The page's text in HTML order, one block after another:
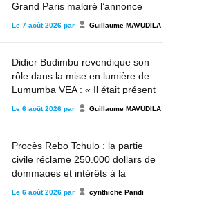
Grand Paris malgré l’annonce
d’annulation
Le 7 août 2026 par Guillaume MAVUDILA
Didier Budimbu revendique son
rôle dans la mise en lumière de
Lumumba VEA : « Il était présent
depuis 2013, mais personne n’en
Le 6 août 2026 par Guillaume MAVUDILA
Procès Rebo Tchulo : la partie
civile réclame 250.000 dollars de
dommages et intérêts à la
chanteuse
Le 6 août 2026 par cynthiche Pandi